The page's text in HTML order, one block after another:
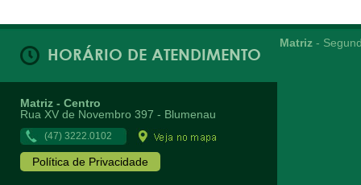
HORÁRIO DE ATENDIMENTO
Matriz -
Matriz - Centro
Rua XV de Novembro 397 - Blumenau
(47) 3222.0102
Política de Privacidade